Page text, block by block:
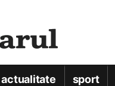
actualitate sport